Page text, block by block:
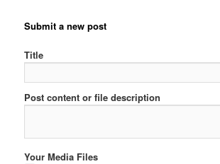
Submit a new post
Title
Post content or file description
Your Media Files